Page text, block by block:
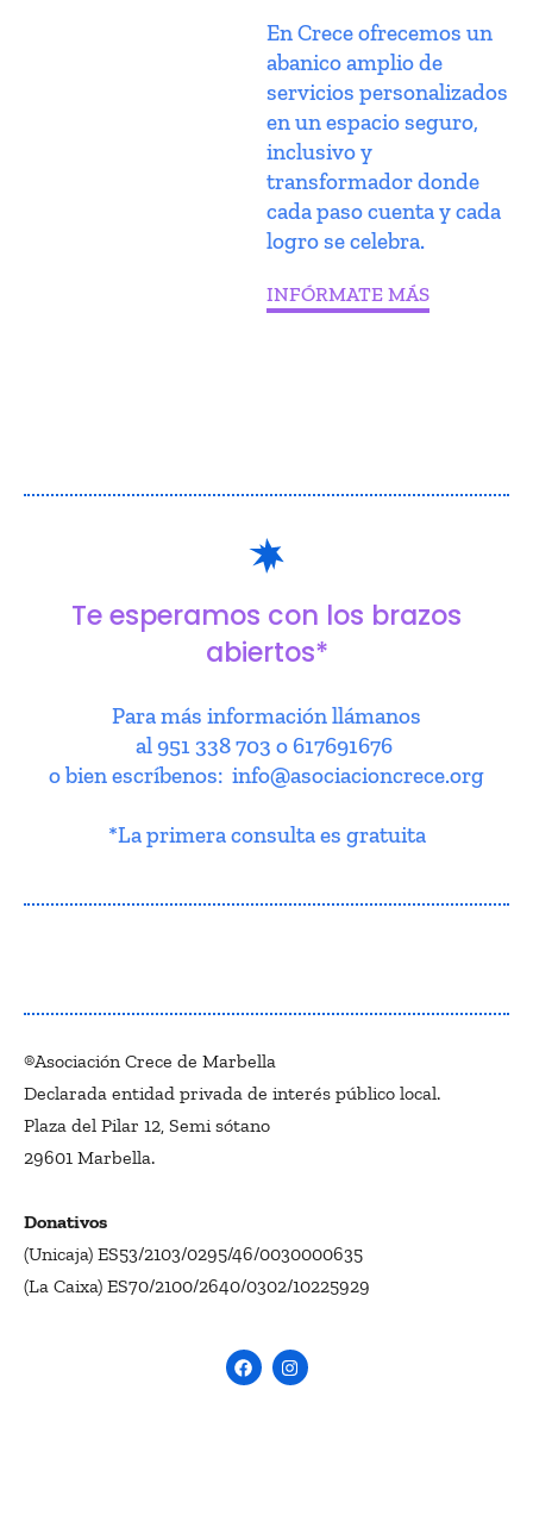
En Crece ofrecemos un
abanico amplio de
servicios personalizados
en un espacio seguro,
inclusivo y
transformador donde
cada paso cuenta y cada
logro se celebra.
INFÓRMATE MÁS
Te esperamos con los brazos
abiertos*
Para más información llámanos
al 951 338 703 o 617691676
o bien escríbenos: info@asociacioncrece.org
*La primera consulta es gratuita
®Asociación Crece de Marbella
Declarada entidad privada de interés público local.
Plaza del Pilar 12, Semi sótano
29601 Marbella.
Donativos
(Unicaja) ES53/2103/0295/46/0030000635
(La Caixa) ES70/2100/2640/0302/10225929